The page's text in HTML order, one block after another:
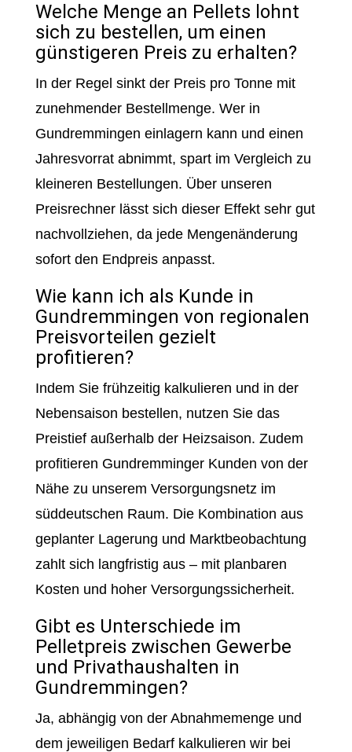
Welche Menge an Pellets lohnt
sich zu bestellen, um einen
günstigeren Preis zu erhalten?
In der Regel sinkt der Preis pro Tonne mit
zunehmender Bestellmenge. Wer in
Gundremmingen einlagern kann und einen
Jahresvorrat abnimmt, spart im Vergleich zu
kleineren Bestellungen. Über unseren
Preisrechner lässt sich dieser Effekt sehr gut
nachvollziehen, da jede Mengenänderung
sofort den Endpreis anpasst.
Wie kann ich als Kunde in
Gundremmingen von regionalen
Preisvorteilen gezielt
profitieren?
Indem Sie frühzeitig kalkulieren und in der
Nebensaison bestellen, nutzen Sie das
Preistief außerhalb der Heizsaison. Zudem
profitieren Gundremminger Kunden von der
Nähe zu unserem Versorgungsnetz im
süddeutschen Raum. Die Kombination aus
geplanter Lagerung und Marktbeobachtung
zahlt sich langfristig aus – mit planbaren
Kosten und hoher Versorgungssicherheit.
Gibt es Unterschiede im
Pelletpreis zwischen Gewerbe
und Privathaushalten in
Gundremmingen?
Ja, abhängig von der Abnahmemenge und
dem jeweiligen Bedarf kalkulieren wir bei